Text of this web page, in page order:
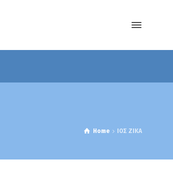
Home ΙΟΣ ΖΙΚΑ